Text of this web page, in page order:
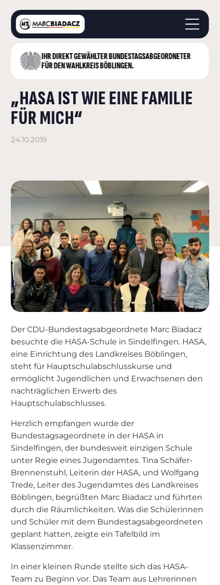
IHR DIREKT GEWÄHLTER BUNDESTAGS­ABGEORDNETER
FÜR DEN WAHLKREIS BÖBLINGEN.
STARTSEITE
LANDKREIS BÖBLINGEN
DEUTSCHER BUNDESTAG
„HASA IST WIE EINE FAMILIE
FÜR MICH“
24.10.2019
Der CDU-Bundestagsabgeordnete Marc Biadacz
besuchte die HASA-Schule in Sindelfingen. HASA,
eine Einrichtung des Landkreises Böblingen,
steht für Hauptschulabschlusskurse und
ermöglicht Jugendlichen und Erwachsenen den
nachträglichen Erwerb des
Hauptschulabschlusses.
Herzlich empfangen wurde der
Bundestagsageordnete in der HASA in
Sindelfingen, der bundesweit einzigen Schule
unter Regie eines Jugendamtes. Tina Schäfer-
Brennenstuhl, Leiterin der HASA, und Wolfgang
Trede, Leiter des Jugendamtes des Landkreises
Böblingen, begrüßten Marc Biadacz und führten
durch die Räumlichkeiten. Was die Schülerinnen
und Schüler mit dem Bundestagsabgeordneten
geplant hatten, zeigte ein Tafelbild im
Klassenzimmer.
In einer kleinen Runde stellte sich das HASA-
Team zu Beginn vor. Das Team aus Lehrerinnen